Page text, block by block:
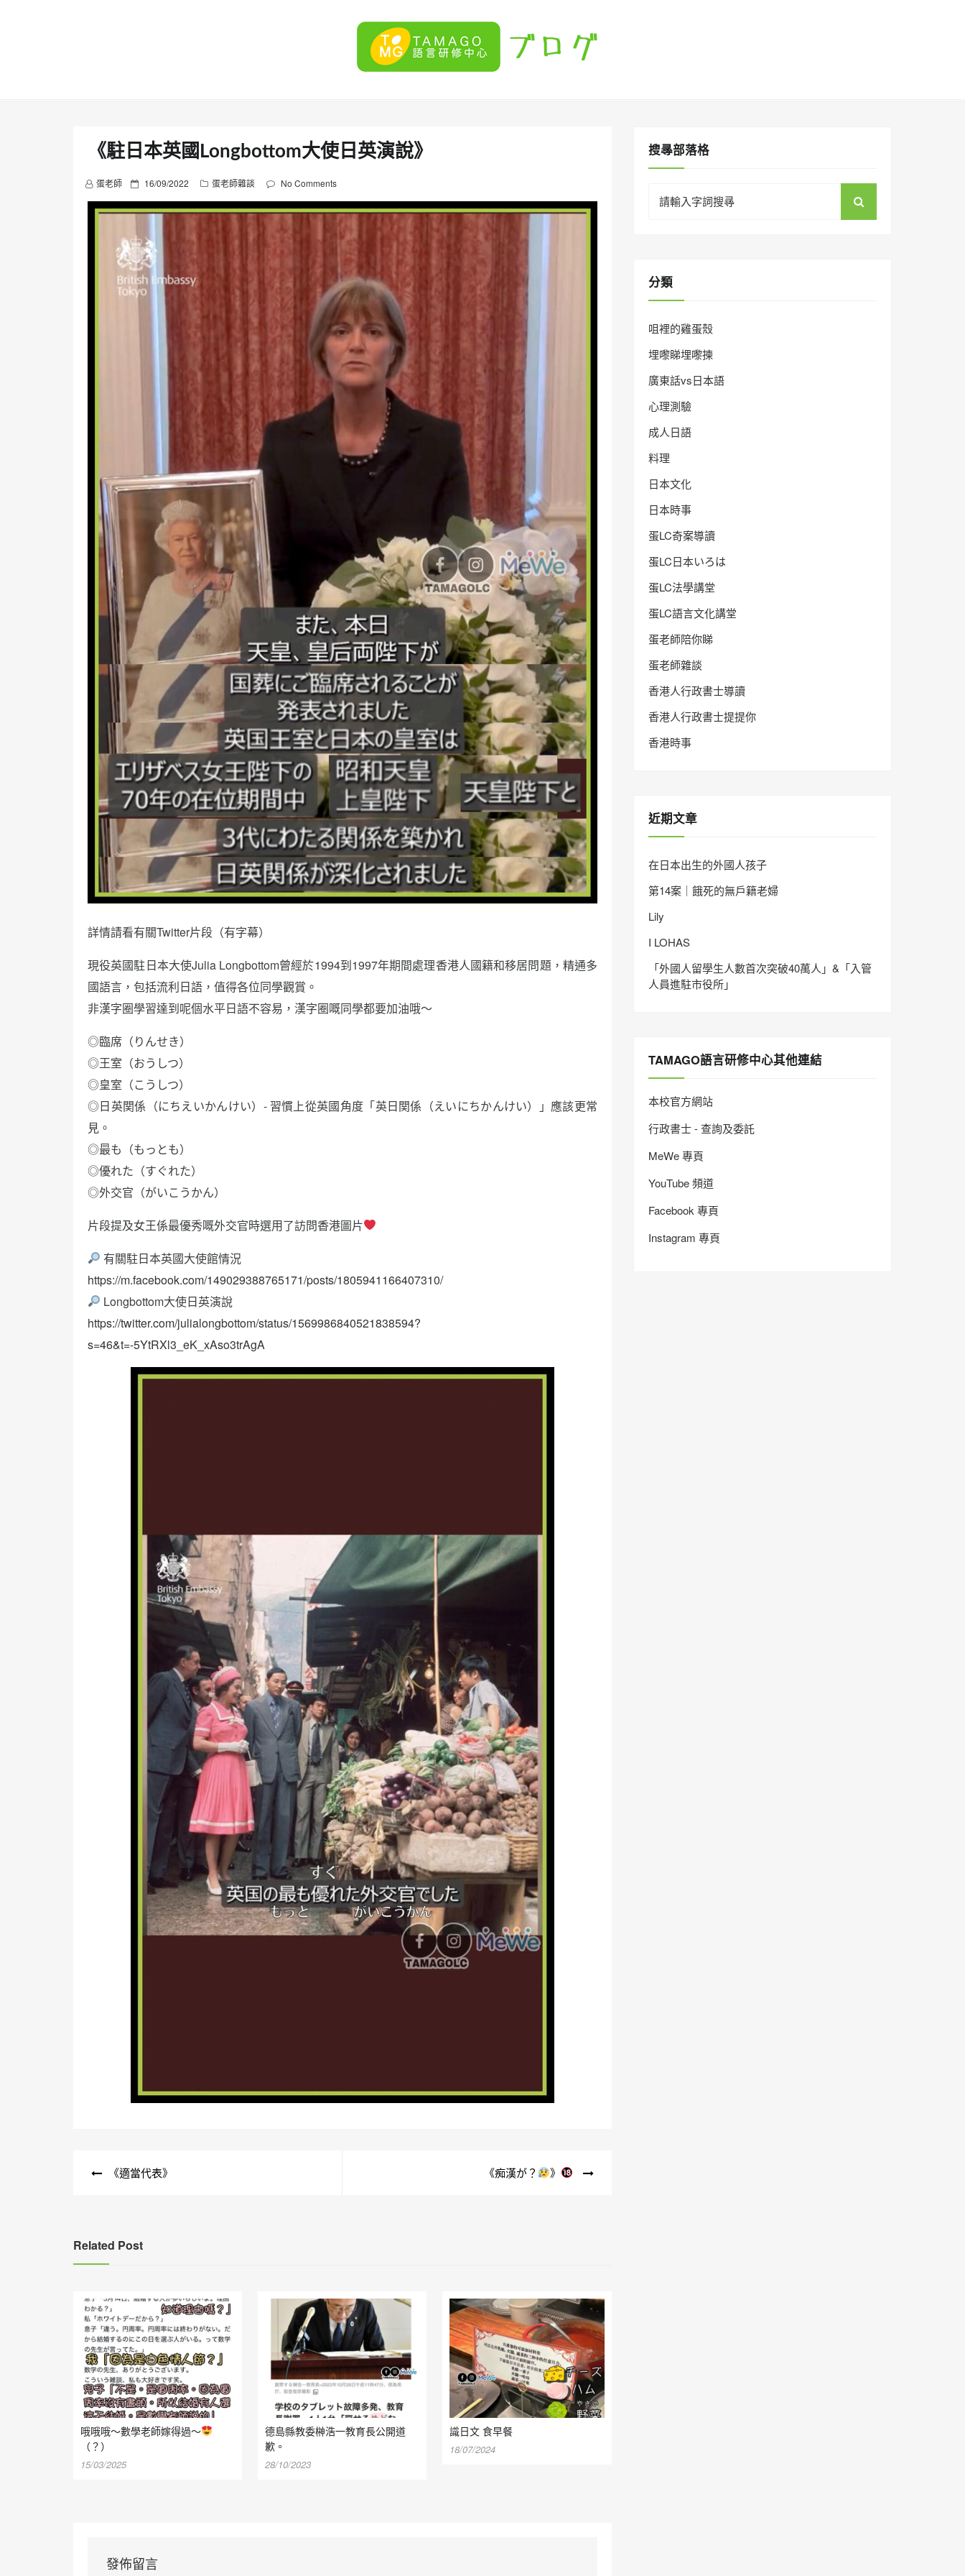
《駐日本英國Longbottom大使日英演說》
蛋老師
P
s
d
o
n
16/09/2022 蛋老師雜談 No Comments
詳情請看有關Twitter片段（有字幕）
現役英國駐日本大使Julia Longbottom曾經於1994到1997年期間處理香港人國籍和移居問題，精通多
國語言，包括流利日語，值得各位同學觀賞。
非漢字圈學習達到呢個水平日語不容易，漢字圈嘅同學都要加油哦～
◎臨席（りんせき）
◎王室（おうしつ）
◎皇室（こうしつ）
◎日英関係（にちえいかんけい）- 習慣上從英國角度「英日関係（えいにちかんけい）」應該更常
見。
◎最も（もっとも）
◎優れた（すぐれた）
◎外交官（がいこうかん）
片段提及女王係最優秀嘅外交官時選用了訪問香港圖片
有關駐日本英國大使館情況
https://m.facebook.com/149029388765171/posts/1805941166407310/
Longbottom大使日英演說
https://twitter.com/julialongbottom/status/1569986840521838594?
s=46&t=-5YtRXl3_eK_xAso3trAgA
《適當代表》 《痴漢が？ 》
Related Post
哦哦哦～數學老師嫁得過～
（？）
15/03/2025
德島縣教委榊浩一教育長公開道
歉。
28/10/2023
識日文 食早餐
18/07/2024
發佈留言
搜㝷部落格
for:
分類
咀裡的雞蛋殼
埋嚟睇埋嚟揀
廣東話vs日本語
心理測驗
成人日語
料理
日本文化
日本時事
蛋LC奇案導讀
蛋LC日本いろは
蛋LC法學講堂
蛋LC語言文化講堂
蛋老師陪你睇
蛋老師雜談
香港人行政書士導讀
香港人行政書士提提你
香港時事
近期文章
在日本出生的外國人孩子
第14案｜餓死的無戶籍老婦
Lily
I LOHAS
「外國人留學生人數首次突破40萬人」&「入管
人員進駐市役所」
TAMAGO語言研修中心其他連結
本校官方網站
行政書士 - 查詢及委託
MeWe 專頁
YouTube 頻道
Facebook 專頁
Instagram 專頁